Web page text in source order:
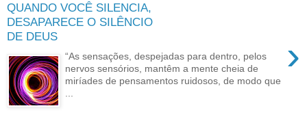
QUANDO VOCÊ SILENCIA,
DESAPARECE O SILÊNCIO
DE DEUS
›
“As sensações, despejadas para dentro, pelos
nervos sensórios, mantêm a mente cheia de
miríades de pensamentos ruidosos, de modo que